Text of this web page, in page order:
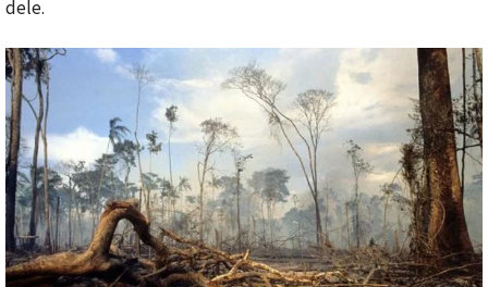
dele.